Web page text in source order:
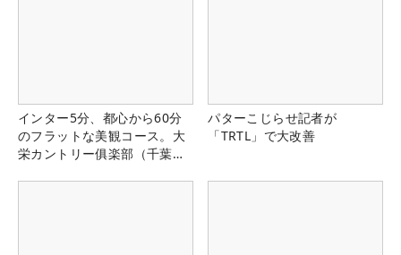
インター5分、都心から60分
のフラットな美観コース。大
栄カントリー俱楽部（千葉
パターこじらせ記者が
「TRTL」で大改善